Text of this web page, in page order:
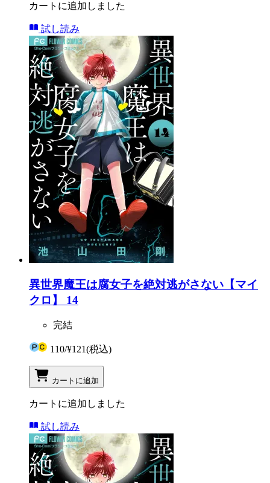
カートに追加しました
試し読み
異世界魔王は腐女子を絶対逃がさない【マイ
クロ】 14
完結
110/¥121(税込)
カートに追加
カートに追加しました
試し読み